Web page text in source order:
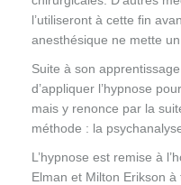
l’utiliseront à cette fin
anesthésique ne mette
Suite à son
d’appliquer l’hypnose
mais y renonce par la
méthode : la
L’hypnose est remise à
Elman et Milton Erikson